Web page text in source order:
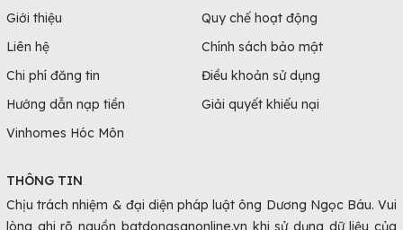
Đắk Nông đang hoàn thiện về hạ tầng giao thông từng ngày
Sự phân bố các loại hình bất động sản ở
Đắk Nông
hiện tại Đắk Nông, tạo điều kiện thuận lợi để thu hút thêm
nhiều nhà đầu tư đến với thị trường bất động sản mới này.
Giới thiệu
Liên hệ
Chi phí đăng tin
Hướng dẫn nạp tiền
Vinhomes Hóc Môn
Quy chế hoạt động
Chính sách bảo mật
Điều khoản sử dụng
Giải quyết khiếu nại
THÔNG TIN
Chịu trách nhiệm & đại diện pháp luật ông Dương Ngọc Báu. Vui
lòng ghi rõ nguồn batdongsanonline.vn khi sử dụng dữ liệu của